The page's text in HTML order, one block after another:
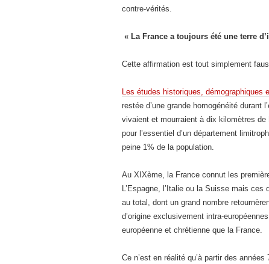
contre-vérités.
« La France a toujours été une terre
Cette affirmation est tout simplement
Les études historiques, démographiques
restée d’une grande homogénéité durant
vivaient et mourraient à dix kilomètres
pour l’essentiel d’un département
peine 1% de la population.
Au XIXème, la France connut les
L’Espagne, l’Italie ou la Suisse mais
au total, dont un grand nombre
d’origine exclusivement intra-
européenne et chrétienne que la France.
Ce n’est en réalité qu’à partir des